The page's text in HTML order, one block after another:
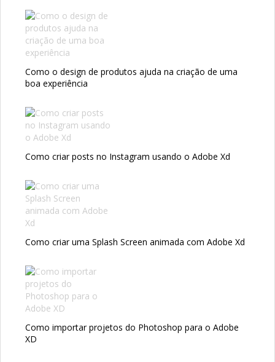
Como o design de produtos ajuda na criação de uma
boa experiência
Como criar posts no Instagram usando o Adobe Xd
Como criar uma Splash Screen animada com Adobe Xd
Como importar projetos do Photoshop para o Adobe
XD